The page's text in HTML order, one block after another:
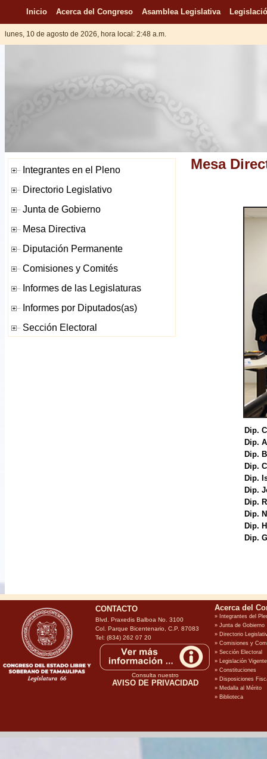
Inicio Acerca del Congreso Asamblea Legislativa
lunes, 10 de agosto de 2026, hora local: 2:48 a.m.
Mesa
Dip.
Dip.
Dip.
Dip.
Dip.
Dip.
Dip.
Dip.
Dip.
Dip.
CONTACTO
Blvd. Praxedis Balboa No. 3100
Col. Parque Bicentenario, C.P. 87083
Tel: (834) 262 07 20
Consulta nuestro
AVISO DE PRIVACIDAD